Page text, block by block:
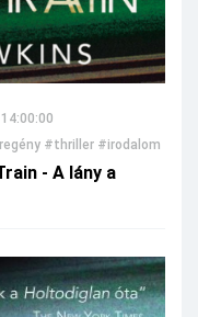
#thriller #irodalom
- A lány a